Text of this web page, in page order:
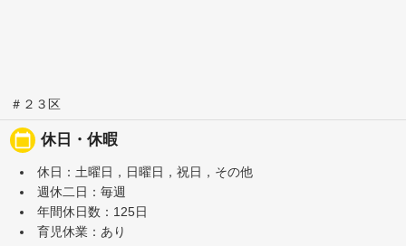
＃２３区
calendar_today 休日・休暇
休日：土曜日，日曜日，祝日，その他
週休二日：毎週
年間休日数：125日
育児休業：あり